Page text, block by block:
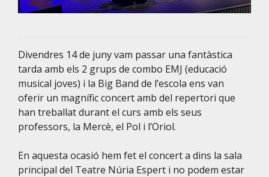
Divendres 14 de juny vam passar una fantàstica
tarda amb els 2 grups de combo EMJ (educació
musical joves) i la Big Band de l’escola ens van
oferir un magnífic concert amb del repertori que
han treballat durant el curs amb els seus
professors, la Mercè, el Pol i l’Oriol.
En aquesta ocasió hem fet el concert a dins la sala
principal del Teatre Núria Espert i no podem estar